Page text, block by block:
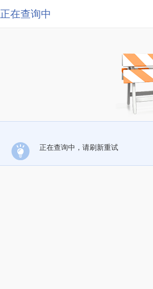
正在查询中
正在查询中，请刷新重试